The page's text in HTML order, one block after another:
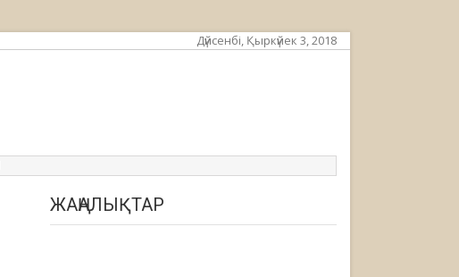
Дүйсенбі, Қыркүйек 3, 2018
ЖАҢАЛЫҚТАР